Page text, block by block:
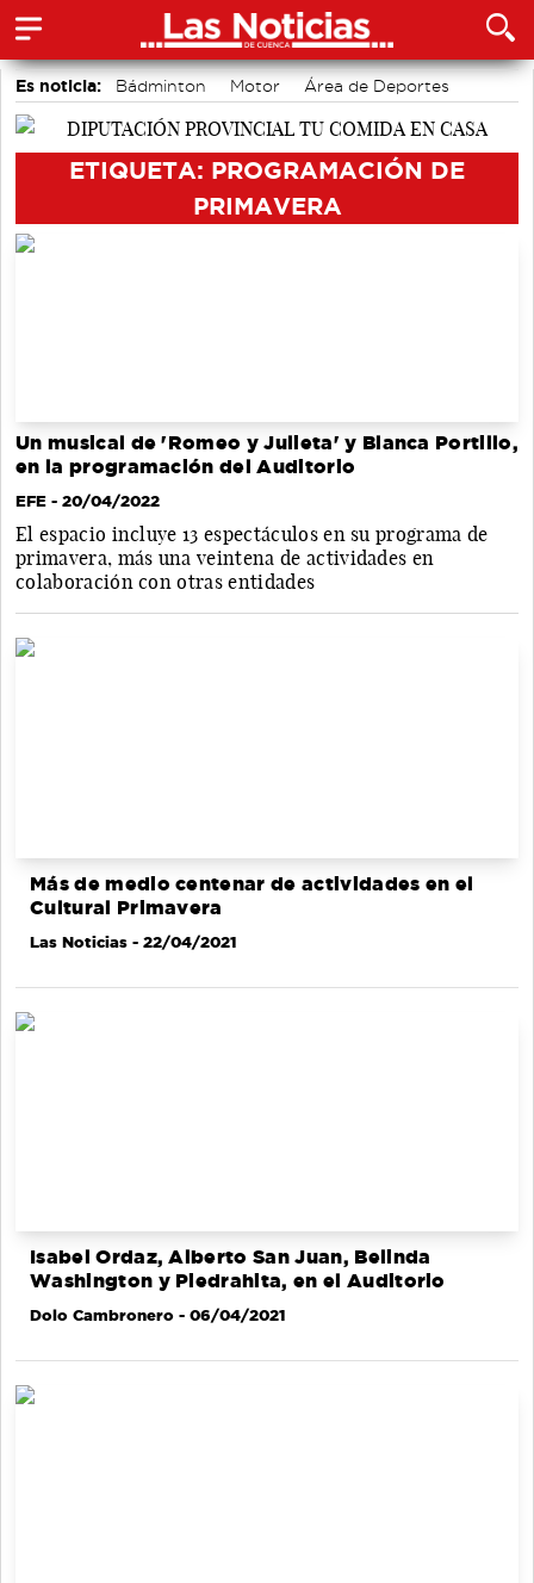
Es noticia: Bádminton Motor
Área de Deportes
Fútbol
Auditorio de Cuenca
ETIQUETA: PROGRAMACIÓN DE
PRIMAVERA
Un musical de 'Romeo y Julieta' y Blanca Portillo,
en la programación del Auditorio
EFE - 20/04/2022
El espacio incluye 13 espectáculos en su programa de
primavera, más una veintena de actividades en
colaboración con otras entidades
Más de medio centenar de actividades en el
Cultural Primavera
Las Noticias - 22/04/2021
Isabel Ordaz, Alberto San Juan, Belinda
Washington y Piedrahita, en el Auditorio
Dolo Cambronero - 06/04/2021